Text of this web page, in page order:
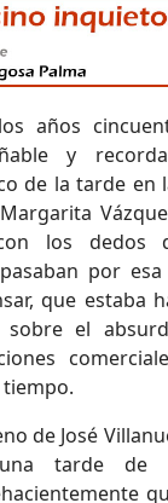
años
y
de la tarde en
los dedos
por
que estaba
sobre el
de José
tarde de